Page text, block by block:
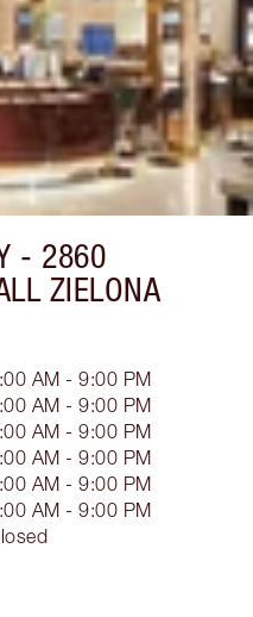
- 2860
ZIELONA
AM - 9:00 PM
AM - 9:00 PM
AM - 9:00 PM
AM - 9:00 PM
AM - 9:00 PM
AM - 9:00 PM